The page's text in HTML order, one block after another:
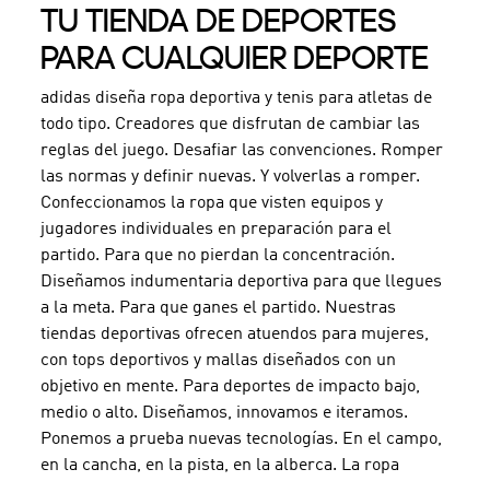
TU TIENDA DE DEPORTES
PARA CUALQUIER DEPORTE
adidas diseña ropa deportiva y tenis para atletas de
todo tipo. Creadores que disfrutan de cambiar las
reglas del juego. Desafiar las convenciones. Romper
las normas y definir nuevas. Y volverlas a romper.
Confeccionamos la ropa que visten equipos y
jugadores individuales en preparación para el
partido. Para que no pierdan la concentración.
Diseñamos indumentaria deportiva para que llegues
a la meta. Para que ganes el partido. Nuestras
tiendas deportivas ofrecen atuendos para mujeres,
con tops deportivos y mallas diseñados con un
objetivo en mente. Para deportes de impacto bajo,
medio o alto. Diseñamos, innovamos e iteramos.
Ponemos a prueba nuevas tecnologías. En el campo,
en la cancha, en la pista, en la alberca. La ropa